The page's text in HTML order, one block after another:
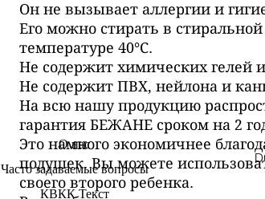
Он не вызывает аллергии и
Его можно стирать в
температуре 40°С.
Не содержит химических гелей
Не содержит ПВХ, нейлона и
На всю нашу продукцию
гарантия БЕЖАНЕ сроком на 2
Это намного экономичнее
подушек. Вы можете
своего второго ребенка.
О нас
Часто задаваемые вопросы
КВКК Текст